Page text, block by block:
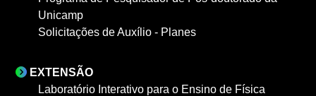
Unicamp
Solicitações de Auxílio - Planes
EXTENSÃO
Laboratório Interativo para o Ensino de Física